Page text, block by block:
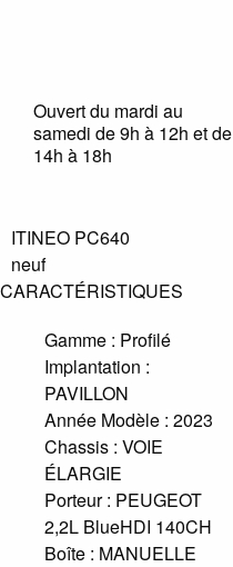
Ouvert du mardi au
samedi de 9h à 12h et de
14h à 18h
ITINEO PC640
neuf
CARACTÉRISTIQUES
Gamme : Profilé
Implantation :
PAVILLON
Année Modèle : 2023
Chassis : VOIE
ÉLARGIE
Porteur : PEUGEOT
2,2L BlueHDI 140CH
Boîte : MANUELLE